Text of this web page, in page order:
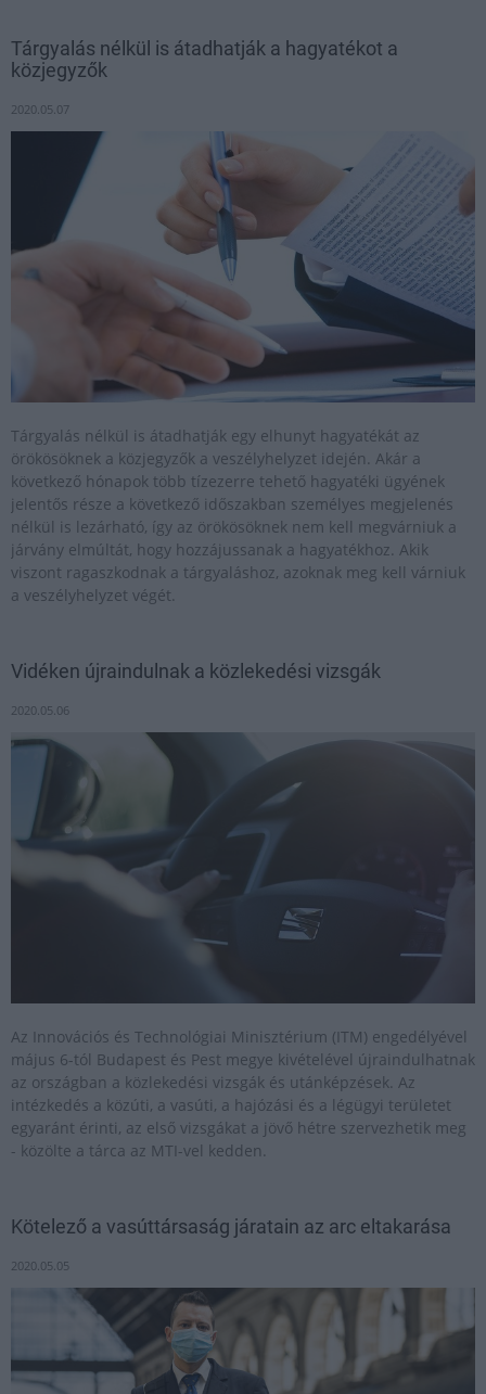
Tárgyalás nélkül is átadhatják a hagyatékot a
közjegyzők
2020.05.07
Tárgyalás nélkül is átadhatják egy elhunyt hagyatékát az
örökösöknek a közjegyzők a veszélyhelyzet idején. Akár a
következő hónapok több tízezerre tehető hagyatéki ügyének
jelentős része a következő időszakban személyes megjelenés
nélkül is lezárható, így az örökösöknek nem kell megvárniuk a
járvány elmúltát, hogy hozzájussanak a hagyatékhoz. Akik
viszont ragaszkodnak a tárgyaláshoz, azoknak meg kell várniuk
a veszélyhelyzet végét.
Vidéken újraindulnak a közlekedési vizsgák
2020.05.06
Az Innovációs és Technológiai Minisztérium (ITM) engedélyével
május 6-tól Budapest és Pest megye kivételével újraindulhatnak
az országban a közlekedési vizsgák és utánképzések. Az
intézkedés a közúti, a vasúti, a hajózási és a légügyi területet
egyaránt érinti, az első vizsgákat a jövő hétre szervezhetik meg
- közölte a tárca az MTI-vel kedden.
Kötelező a vasúttársaság járatain az arc eltakarása
2020.05.05